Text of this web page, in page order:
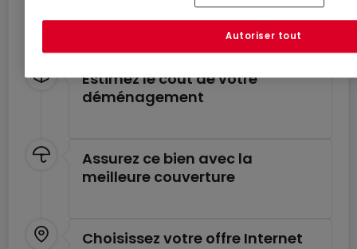
Profitez de ces services pour un déménagement
Estimez le coût de votre
déménagement
Assurez ce bien avec la
meilleure couverture
Choisissez votre offre Internet
Autoriser tout